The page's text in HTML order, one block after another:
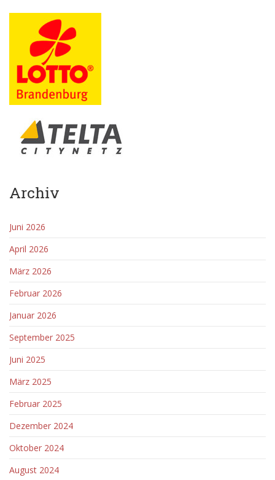
Archiv
Juni 2026
April 2026
März 2026
Februar 2026
Januar 2026
September 2025
Juni 2025
März 2025
Februar 2025
Dezember 2024
Oktober 2024
August 2024